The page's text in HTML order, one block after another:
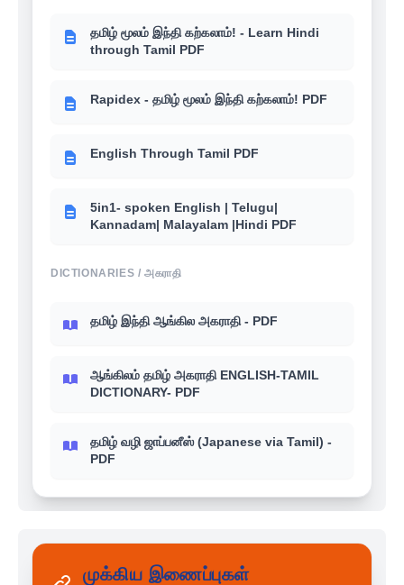
books இந்திய அரசியல் (Polity)
தமிழ் மூலம் இந்தி கற்கலாம்! - Learn Hindi
through Tamil PDF
Rapidex - தமிழ் மூலம் இந்தி கற்கலாம்! PDF
English Through Tamil PDF
5in1- spoken English | Telugu|
Kannadam| Malayalam |Hindi PDF
DICTIONARIES / அகராதி
தமிழ் இந்தி ஆங்கில அகராதி - PDF
ஆங்கிலம் தமிழ் அகராதி ENGLISH-TAMIL
DICTIONARY- PDF
தமிழ் வழி ஜாப்பனீஸ் (Japanese via Tamil) -
PDF
முக்கிய இணைப்புகள்